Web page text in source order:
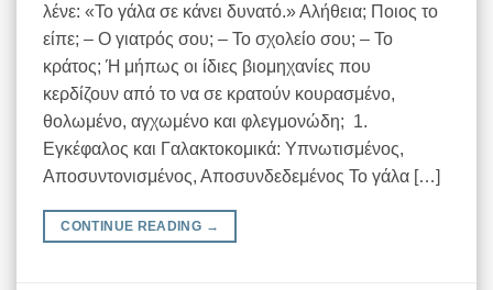
λένε: «Το γάλα σε κάνει δυνατό.» Αλήθεια; Ποιος το
είπε; – Ο γιατρός σου; – Το σχολείο σου; – Το
κράτος; Ή μήπως οι ίδιες βιομηχανίες που
κερδίζουν από το να σε κρατούν κουρασμένο,
θολωμένο, αγχωμένο και φλεγμονώδη; 1.
Εγκέφαλος και Γαλακτοκομικά: Υπνωτισμένος,
Αποσυντονισμένος, Αποσυνδεδεμένος Το γάλα […]
CONTINUE READING →